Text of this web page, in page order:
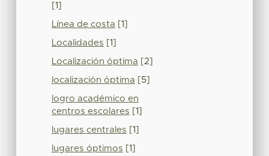
[1]
Línea de costa [1]
Localidades [1]
Localización óptima [2]
localización óptima [5]
logro académico en
centros escolares [1]
lugares centrales [1]
lugares óptimos [1]